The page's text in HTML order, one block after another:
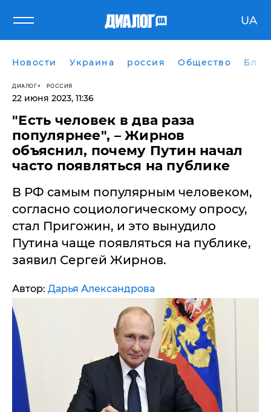
UA
Новости Украина россия Общество
ДИАЛОГ РОССИЯ
22 июня 2023, 11:36
"Есть человек в два раза
популярнее", – Жирнов
объяснил, почему Путин начал
часто появляться на публике
В РФ самым популярным человеком,
согласно социологическому опросу,
стал Пригожин, и это вынудило
Путина чаще появляться на публике,
заявил Сергей Жирнов.
Автор: Дарья Александрова